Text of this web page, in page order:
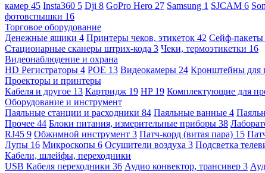
камер 45 Insta360 5 Dji 8 GoPro Hero 27 Samsung 1 SJCAM 6
фотовспышки 16
Торговое оборудование
Денежные ящики 4 Принтеры чеков, этикеток 42 Сейф-пакеты
Стационарные сканеры штрих-кода 3 Чеки, термоэтикетки 16
Видеонаблюдение и охрана
HD Регистраторы 4 POE 13 Видеокамеры 24 Кронштейны для
Проекторы и принтеры
Кабеля и другое 13 Картридж 19 HP 19 Комплектующие для
Оборудование и инструмент
Паяльные станции и расходники 84 Паяльные ванные 4
Прочее 44 Блоки питания, измерительные приборы 38
RJ45 9 Обжимной инструмент 3 Патч-корд (витая пара) 15
Лупы 16 Микроскопы 6 Осушители воздуха 3 Подсветка
Кабели, шлейфы, переходники
USB Кабеля переходники 36 Аудио конвектор, трансивер 3